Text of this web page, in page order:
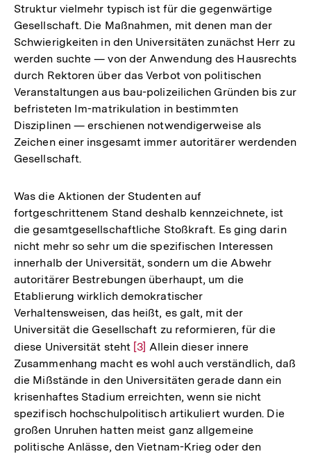
Struktur vielmehr typisch ist für die gegenwärtige
Gesellschaft. Die Maßnahmen, mit denen man der
Schwierigkeiten in den Universitäten zunächst Herr zu
werden suchte — von der Anwendung des Hausrechts
durch Rektoren über das Verbot von politischen
Veranstaltungen aus bau-polizeilichen Gründen bis zur
befristeten Im-matrikulation in bestimmten
Disziplinen — erschienen notwendigerweise als
Zeichen einer insgesamt immer autoritärer werdenden
Gesellschaft.
Was die Aktionen der Studenten auf
fortgeschrittenem Stand deshalb kennzeichnete, ist
die gesamtgesellschaftliche Stoßkraft. Es ging darin
nicht mehr so sehr um die spezifischen Interessen
innerhalb der Universität, sondern um die Abwehr
autoritärer Bestrebungen überhaupt, um die
Etablierung wirklich demokratischer
Verhaltensweisen, das heißt, es galt, mit der
Universität die Gesellschaft zu reformieren, für die
diese Universität steht Zur
Auflösung
der
Fußnote
[3] Allein dieser innere
Zusammenhang macht es wohl auch verständlich, daß
die Mißstände in den Universitäten gerade dann ein
krisenhaftes Stadium erreichten, wenn sie nicht
spezifisch hochschulpolitisch artikuliert wurden. Die
großen Unruhen hatten meist ganz allgemeine
politische Anlässe, den Vietnam-Krieg oder den